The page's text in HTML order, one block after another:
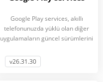
Google Play services, akıllı
telefonunuzda yüklü olan diğer
uygulamaların güncel sürümlerini
v26.31.30